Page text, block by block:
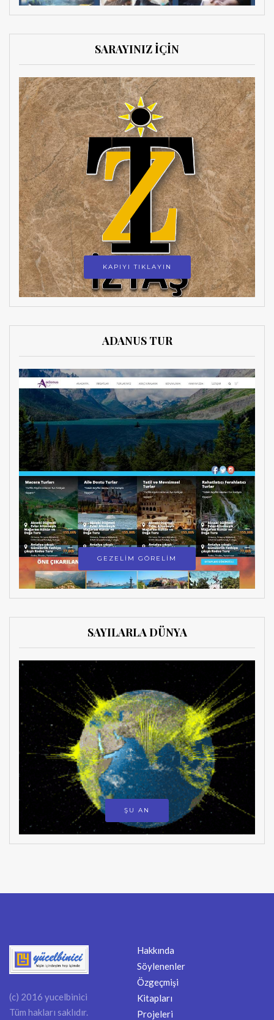
SARAYINIZ İÇİN
KAPIYI TIKLAYIN
ADANUS TUR
GEZELİM GÖRELİM
SAYILARLA DÜNYA
ŞU AN
(c) 2016 yucelbinici
Tüm hakları saklıdır.
Hakkında
Söylenenler
Özgeçmişi
Kitapları
Projeleri